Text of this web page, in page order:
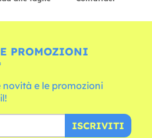
PROMOZIONI
novità e le promozioni
ISCRIVITI